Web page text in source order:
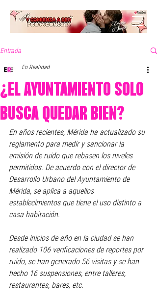
Entrada
¿EL AYUNTAMIENTO SOLO
BUSCA QUEDAR BIEN?
En Realidad
En años recientes, Mérida ha actualizado su
reglamento para medir y sancionar la
emisión de ruido que rebasen los niveles
permitidos. De acuerdo con el director de
Desarrollo Urbano del Ayuntamiento de
Mérida, se aplica a aquellos
establecimientos que tiene el uso distinto a
casa habitación.
Desde inicios de año en la ciudad se han
realizado 106 verificaciones de reportes por
ruido, se han generado 56 visitas y se han
hecho 16 suspensiones, entre talleres,
restaurantes, bares, etc.